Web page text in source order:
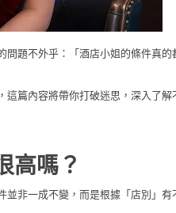
問題不外乎：「酒店小姐的條件真
篇內容將帶你打破迷思，深入了
高嗎？
非一成不變，而是根據「店別」